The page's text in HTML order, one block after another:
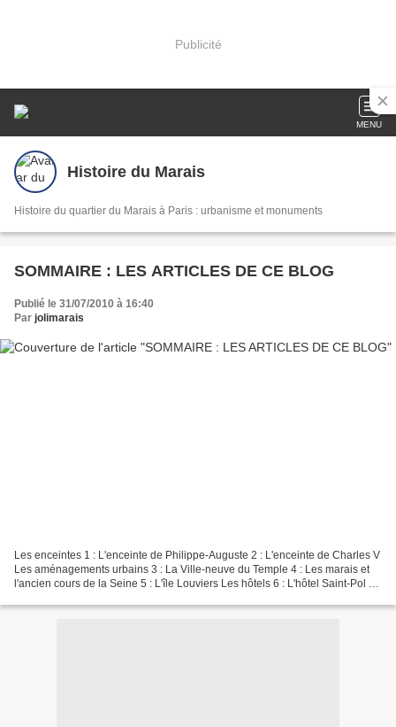
Publicité
MENU
Histoire du Marais
Histoire du quartier du Marais à Paris : urbanisme et monuments
SOMMAIRE : LES ARTICLES DE CE BLOG
Publié le 31/07/2010 à 16:40
Par jolimarais
Les enceintes 1 : L'enceinte de Philippe-Auguste 2 : L'enceinte de Charles V
Les aménagements urbains 3 : La Ville-neuve du Temple 4 : Les marais et
l'ancien cours de la Seine 5 : L'île Louviers Les hôtels 6 : L'hôtel Saint-Pol 7 :